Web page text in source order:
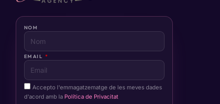
NOM
EMAIL
Accepto l'emmagatzematge de les meves dades
d'acord amb la Política de Privacitat